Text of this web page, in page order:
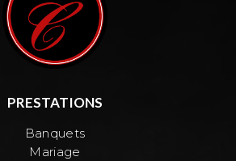
PRESTATIONS
Banquets
Mariage